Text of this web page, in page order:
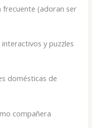
frecuente (adoran ser
y puzzles
domésticas de
compañera